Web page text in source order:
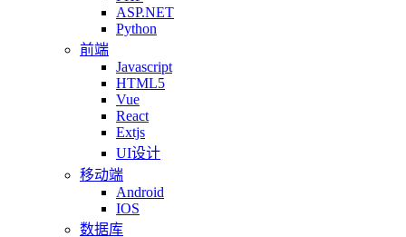
ASP.NET
Python
前端
Javascript
HTML5
Vue
React
Extjs
UI设计
移动端
Android
IOS
数据库